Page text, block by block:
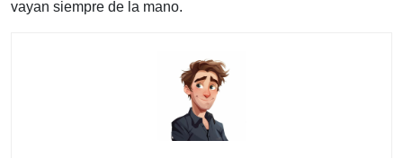
vayan siempre de la mano.